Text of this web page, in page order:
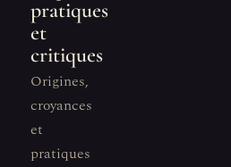
pratiques
et
critiques
Origines,
croyances
et
pratiques